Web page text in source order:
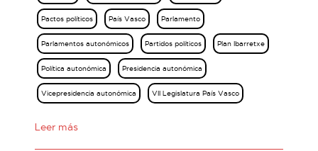
Pactos políticos País Vasco Parlamento
Parlamentos autonómicos Partidos políticos Plan Ibarretxe
Política autonómica Presidencia autonómica
Vicepresidencia autonómica VII Legislatura País Vasco
Leer más